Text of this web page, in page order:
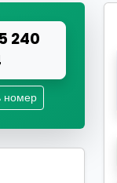
240
номер